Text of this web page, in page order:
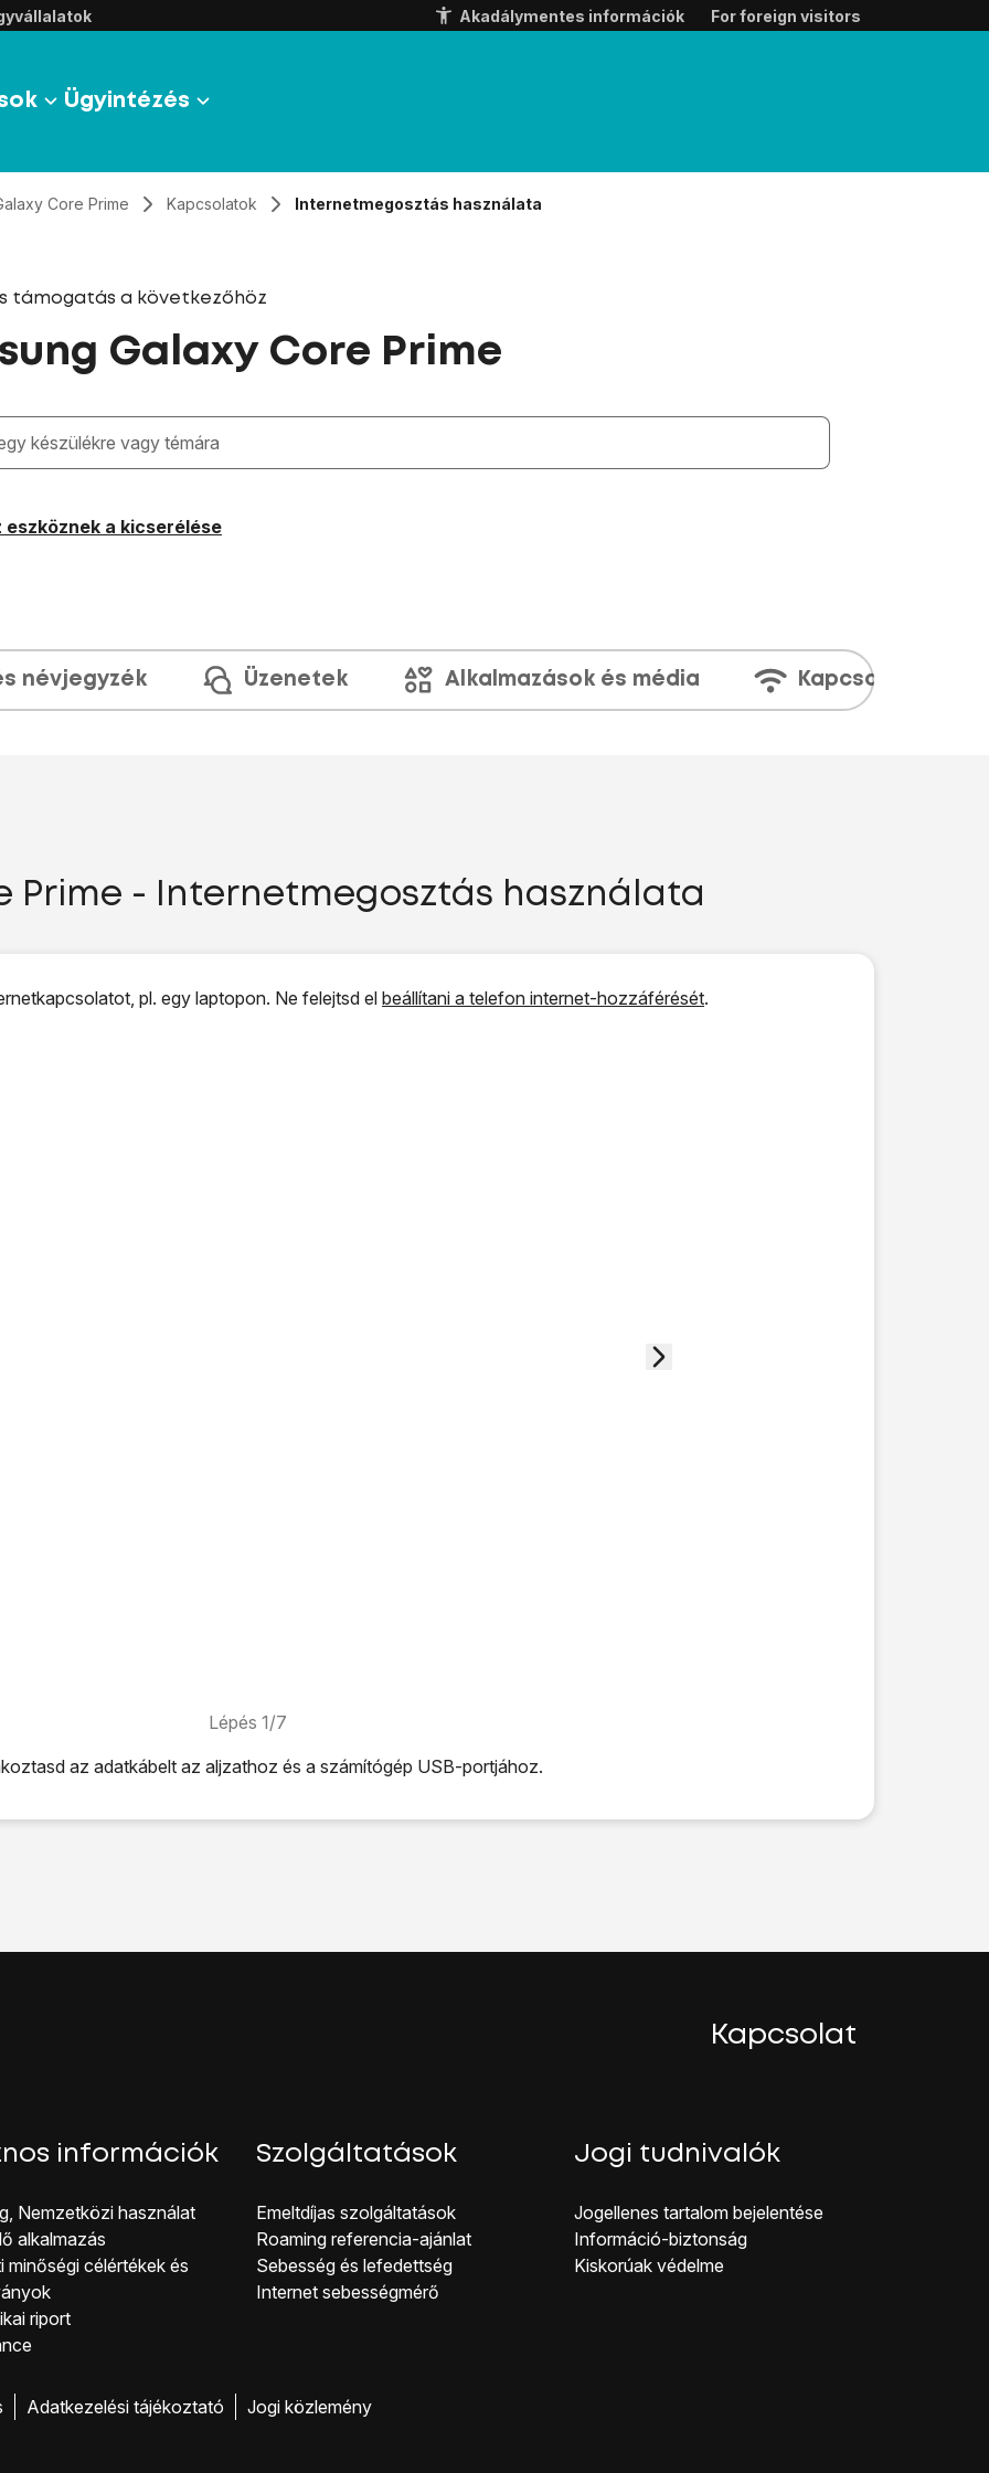
Akadálymentes információk For foreign visitors
Ügyintézés
Core Prime Kapcsolatok Internetmegosztás használata
támogatás a következőhöz
Galaxy Core Prime
megjelennek a keresési javaslatok a mező alatt
eszköznek a kicserélése
névjegyzék Üzenetek Alkalmazások és média Kapcsolatok
Prime - Internetmegosztás használata
pl. egy laptopon. Ne felejtsd elbeállítani a telefon internet-hozzáférését.
Lépés 1/7
az adatkábelt az aljzathoz és a számítógép USB-portjához.
lefele az ujjad.
Kapcsolat
információk
Nemzetközi használat
alkalmazás
minőségi célérté kek és
riport
Szolgáltatások
Emeltdíjas szolgáltatások
Roaming referencia-ajánlat
Sebesség és lefedettség
Internet sebességmérő
Jogi tudnivalók
Jogellenes ta rtalom bejelentése
Inf ormáció-biztonság
Kiskorúak véd elme
Adatkezelési tájékoztató Jogi közlemény